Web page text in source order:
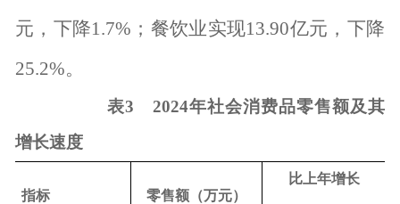
元，下降1.7% ；餐饮业实现13.90亿元，下降
25.2%。
表3 2024年社会消费品零售额及其
增长速度
指标 零售额（万元）
比上年增长